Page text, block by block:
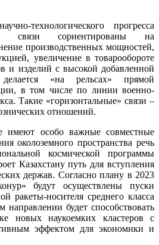
технологического прогресса
связи сориентированы на
производственных мощностей,
увеличение в товарообороте
и изделий с высокой добавленной
«на рельсах» прямой
в том числе по линии военно-
Такие «горизонтальные» связи –
отношений.
имеют особо важные совместные
околоземного пространства речь
космической программы
Казахстану путь для вступления
держав. Согласно плану в 2023
будут осуществлены пуски
ракеты-носителя среднего класса
направлении будет способствовать
новых наукоемких кластеров с
эффектом для экономики и